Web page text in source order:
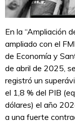
En la “Ampliación
ampliado con el
de Economía y
de abril de 2025,
registró un
el 1,8 % del PIB
dólares) el año
a una fuerte